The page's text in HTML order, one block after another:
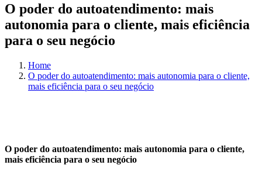
O poder do autoatendimento: mais
autonomia para o cliente, mais eficiência
para o seu negócio
Home
O poder do autoatendimento: mais autonomia para o cliente,
mais eficiência para o seu negócio
O poder do autoatendimento: mais autonomia para o cliente,
mais eficiência para o seu negócio